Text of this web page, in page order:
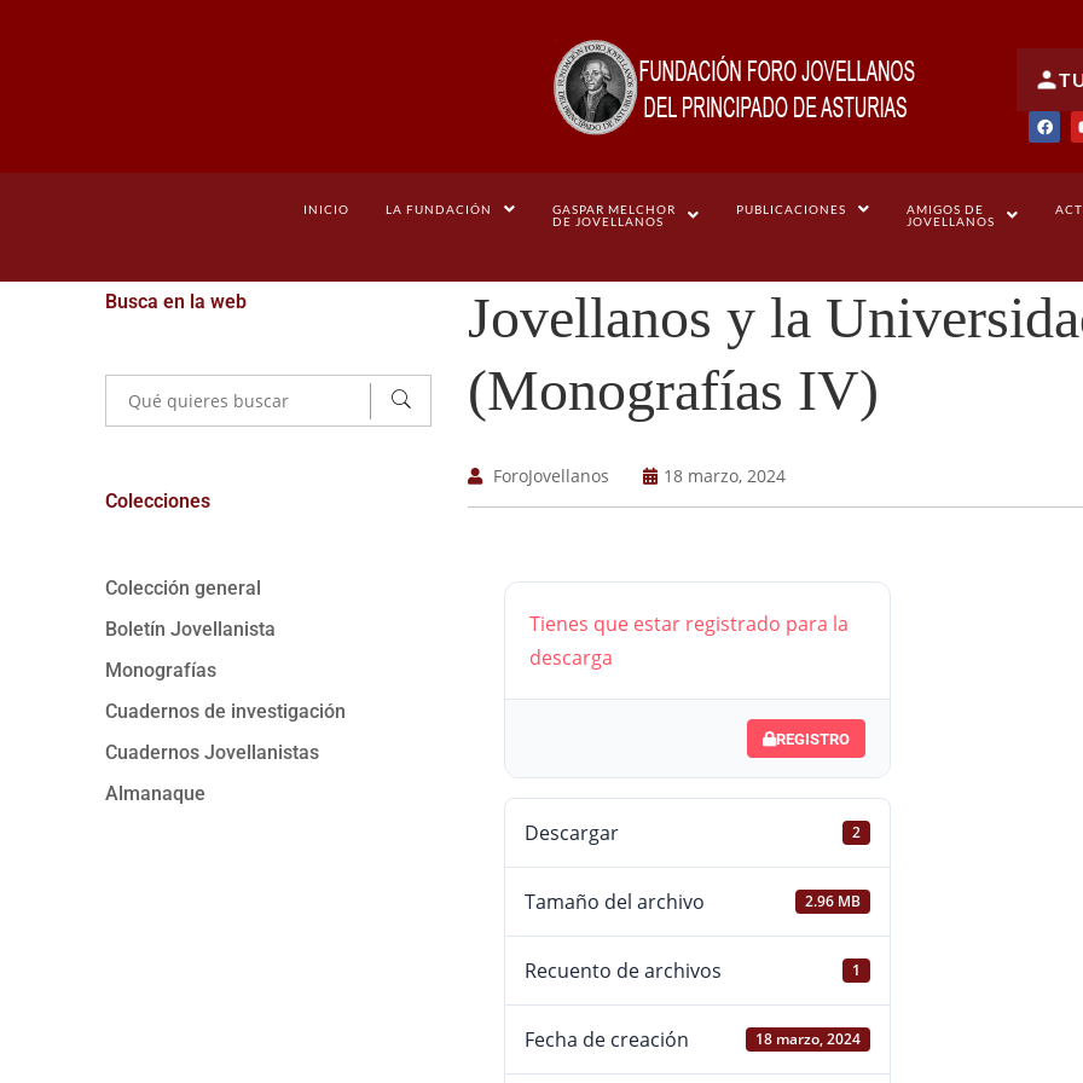
INICIO LA FUNDACIÓN
GASPAR MELCHOR
DE JOVELLANOS
PUBLICACIONES
AMIGOS DE
JOVELLANOS
Busca en la web
Colecciones
Colección general
Boletín Jovellanista
Monografías
Cuadernos de investigación
Cuadernos Jovellanistas
Almanaque
Jovellanos y la
(Monografías IV)
ForoJovellanos 18 marzo, 2024
Tienes que estar registrado para la
descarga
REGISTRO
Descargar 2
Tamaño del archivo 2.96 MB
Recuento de archivos 1
Fecha de creación 18 marzo, 2024